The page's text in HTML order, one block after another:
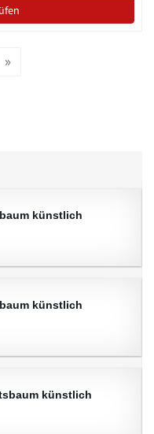
»
künstlich
künstlich
künstlich